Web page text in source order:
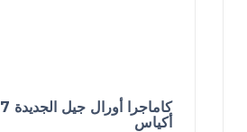
كاماجرا أورال جيل الجديدة 7
أكياس